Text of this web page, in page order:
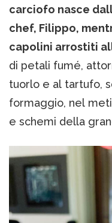
carciofo nasce
chef, Filippo,
capolini arrostiti
di petali fumé,
tuorlo e al tartufo,
formaggio, nel
e schemi della